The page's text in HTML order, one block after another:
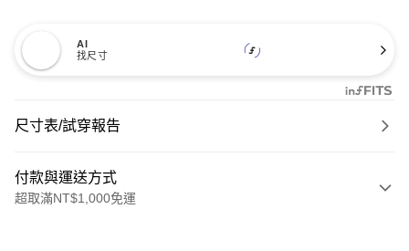
AI
找尺寸
尺寸表/試穿報告
付款與運送方式
超取滿NT$1,000免運